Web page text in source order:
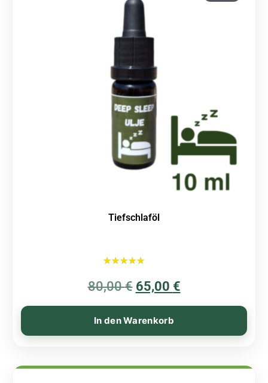
Tiefschlaföl
5.00
von 5
80,00€ 65,00 €
In den Warenkorb